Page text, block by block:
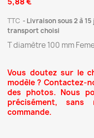
TTC
Livraison sous 2 à
transport choisi
T diamètre 100 mm
Vous doutez sur le
modèle ? Contactez-
des photos. Nous
précisément,
commande.